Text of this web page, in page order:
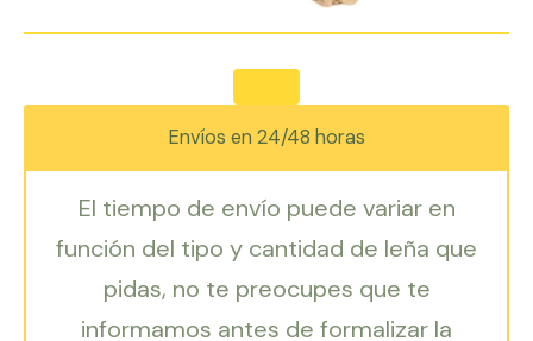
Envíos en 24/48 horas
El tiempo de envío puede variar en
función del tipo y cantidad de leña que
pidas, no te preocupes que te
informamos antes de formalizar la